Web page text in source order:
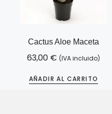
Cactus Aloe Maceta
63,00 € (IVA incluido)
AÑADIR AL CARRITO